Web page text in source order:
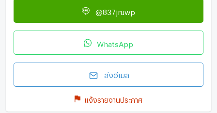
@837jruwp
WhatsApp
ส่งอีเมล
แจ้งรายงานประกาศ